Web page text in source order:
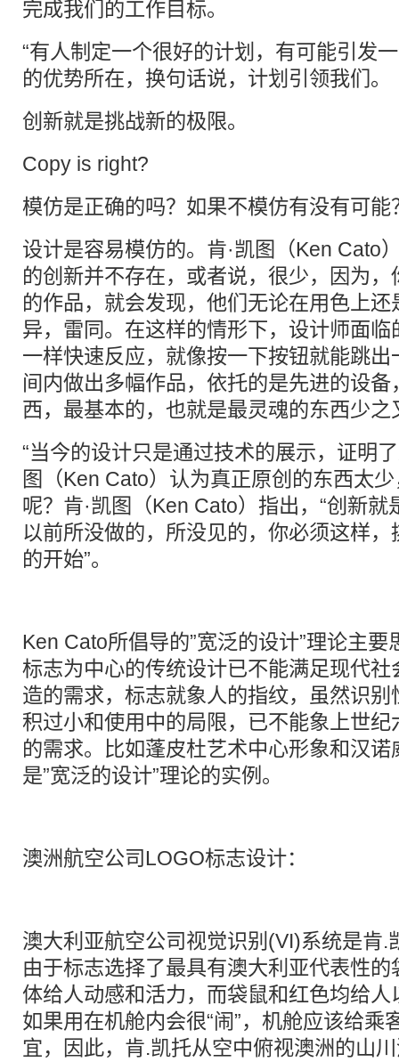
完成我们的工作目标。
“有人制定一个很好的计划，有可能引发
的优势所在，换句话说，计划引领我们。
创新就是挑战新的极限。
Copy is right?
模仿是正确的吗？如果不模仿有没有可能
设计是容易模仿的。肯·凯图（Ken Cato
的创新并不存在，或者说，很少，因为
的作品，就会发现，他们无论在用色上
异，雷同。在这样的情形下，设计师面
一样快速反应，就像按一下按钮就能跳
间内做出多幅作品，依托的是先进的设
西，最基本的，也就是最灵魂的东西少之
“当今的设计只是通过技术的展示，证明
图（Ken Cato）认为真正原创的东西太
呢？肯·凯图（Ken Cato）指出，“创新
以前所没做的，所没见的，你必须这样
的开始”。
Ken Cato所倡导的”宽泛的设计”理论主
标志为中心的传统设计已不能满足现代
造的需求，标志就象人的指纹，虽然识
积过小和使用中的局限，已不能象上世
的需求。比如蓬皮杜艺术中心形象和汉
是”宽泛的设计”理论的实例。
澳洲航空公司LOGO标志设计：
澳大利亚航空公司视觉识别(VI)系统是肯.
由于标志选择了最具有澳大利亚代表性
体给人动感和活力，而袋鼠和红色均给
如果用在机舱内会很“闹”，机舱应该给乘
宜，因此，肯.凯托从空中俯视澳洲的山